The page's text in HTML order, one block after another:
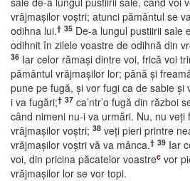
vrăjmaşilor voştri; atunci pământul se
odihna lui.† 35 De-a lungul pustiirii sale
odihnit în zilele voastre de odihnă din
36 Iar celor rămaşi dintre voi, frică voi
pământul vrăjmaşilor lor; până şi
pune pe fugă, şi vor fugi ca de sabie şi
i va fugări;† 37 ca’ntr’o fugă din război
când nimeni nu-i va urmări. Nu, nu veţi
vrăjmaşilor voştri; 38 veţi pieri printre
vrăjmaşilor voştri vă va mânca.† 39 Iar
voi, din pricina păcatelor voastrec vor
vrăjmaşilor lor se vor topi.